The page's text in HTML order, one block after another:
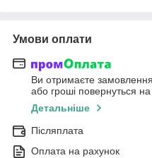
Умови оплати
Ви отримаєте замовлення
або гроші повернуться
Детальніше
Післяплата
Оплата на рахунок